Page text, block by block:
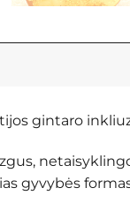
gintaro
gyvybės